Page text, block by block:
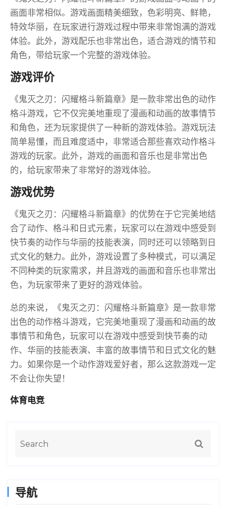
画面非常相似。游戏画面精美细致，色彩明亮、鲜艳，
特效华丽，在玩家进行游戏过程中带来非常饱满的游戏
体验。此外，游戏配乐也非常出色，适合游戏的情节和
角色，带给玩家一个完整的游戏体验。
游戏评价
《鬼灭之刃：闪耀格斗新篇章》是一款非常出色的动作
格斗游戏，它不仅完美地重现了漫画和动画的故事情节
和角色，还为玩家提供了一种新的游戏体验。游戏玩法
简单易懂，而且难度适中，非常适合那些喜欢动作格斗
游戏的玩家。此外，游戏的画面和音乐也是非常出色
的，给玩家带来了非常好的游戏体验。
游戏优势
《鬼灭之刃：闪耀格斗新篇章》的优势在于它完美地结
合了动作、格斗和日式元素，玩家可以在游戏中感受到
快节奏的动作与华丽的技能表演，同时还可以领略到日
式文化的魅力。此外，游戏设置了多种模式，可以满足
不同种类的玩家需求，并且游戏的画面和音乐也非常出
色，为玩家带来了更好的游戏体验。
总的来说，《鬼灭之刃：闪耀格斗新篇章》是一款非常
出色的动作格斗游戏，它完美地重现了漫画和动画的故
事情节和角色，玩家可以在游戏中感受到快节奏的动
作、华丽的技能表演、丰富的故事情节和日式文化的魅
力。如果你是一个动作游戏爱好者，那么这款游戏一定
不会让你失望！
体育电竞
导航